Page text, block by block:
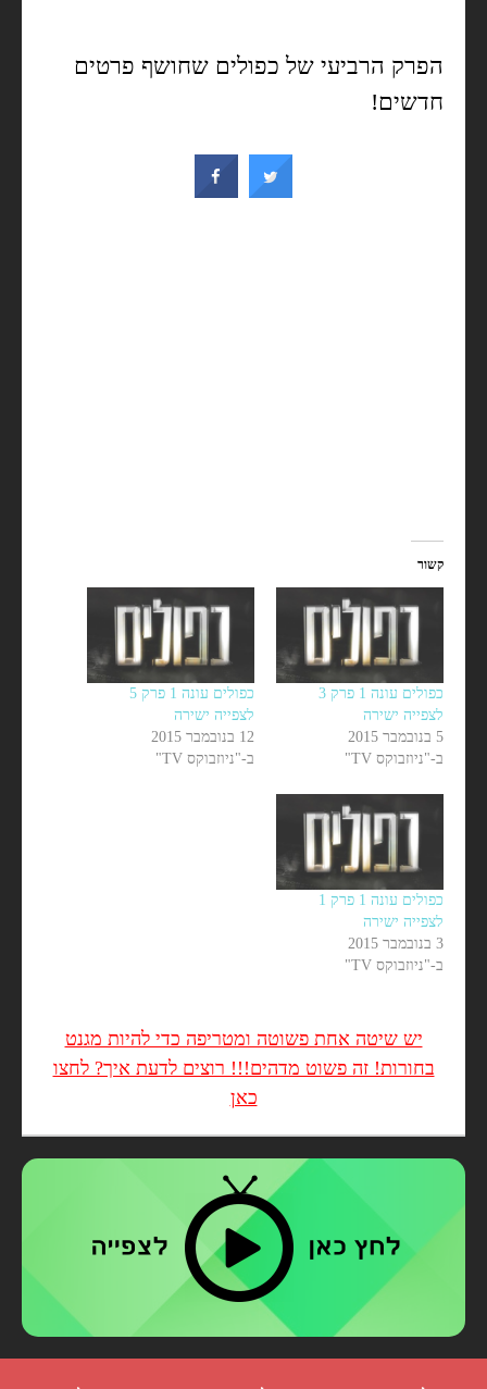
הפרק הרביעי של כפולים שחושף פרטים
חדשים!
קשור
כפולים עונה 1 פרק 3
לצפייה ישירה
5 בנובמבר 2015
ב-"ניוזבוקס TV"
כפולים עונה 1 פרק 5
לצפייה ישירה
12 בנובמבר 2015
ב-"ניוזבוקס TV"
כפולים עונה 1 פרק 1
לצפייה ישירה
3 בנובמבר 2015
ב-"ניוזבוקס TV"
יש שיטה אחת פשוטה ומטריפה כדי להיות מגנט
בחורות! זה פשוט מדהים!!! רוצים לדעת איך? לחצו
כאן